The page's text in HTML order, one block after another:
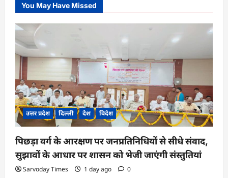
You May Have Missed
उत्तर प्रदेश दिल्ली देश विदेश
पिछड़ा वर्ग के आरक्षण पर जनप्रतिनिधियों से सीधे संवाद,
सुझावों के आधार पर शासन को भेजी जाएंगी संस्तुतियां
Sarvoday Times 1 day ago 0